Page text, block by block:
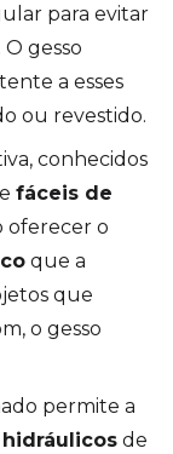
para evitar
gesso
a esses
ou revestido.
conhecidos
efáceis de
oferecer o
que a
que
o gesso
permite a
de